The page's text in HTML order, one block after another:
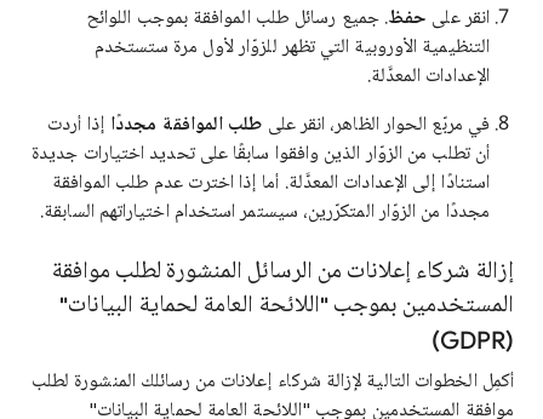
انقر على حفظ. جميع رسائل طلب الموافقة بموجب اللوائح
التنظيمية الأوروبية التي تظهر للزوّار لأول مرة ستستخدم
الإعدادات المعدَّلة.
في مربّع الحوار الظاهر، انقر على طلب الموافقة مجددًا إذا أردت
أن تطلب من الزوّار الذين وافقوا سابقًا على تحديد اختيارات جديدة
استنادًا إلى الإعدادات المعدَّلة. أما إذا اخترت عدم طلب الموافقة
مجددًا من الزوّار المتكرّرين، سيستمر استخدام اختياراتهم السابقة.
إزالة شركاء إعلانات من الرسائل المنشورة لطلب موافقة
المستخدمين بموجب "اللائحة العامة لحماية البيانات"
(GDPR)
أكمِل الخطوات التالية لإزالة شركاء إعلانات من رسائلك المنشورة لطلب
موافقة المستخدمين بموجب "اللائحة العامة لحماية البيانات"